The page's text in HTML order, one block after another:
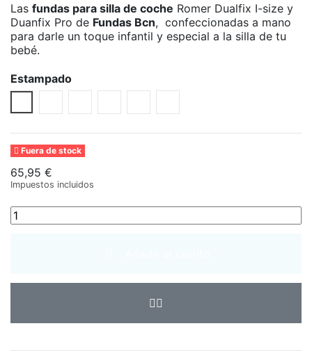
Las fundas para silla de coche Romer Dualfix I-size y
Duanfix Pro de Fundas Bcn, confeccionadas a mano
para darle un toque infantil y especial a la silla de tu
bebé.
Estampado
Fuera de stock
65,95 €
Impuestos incluidos